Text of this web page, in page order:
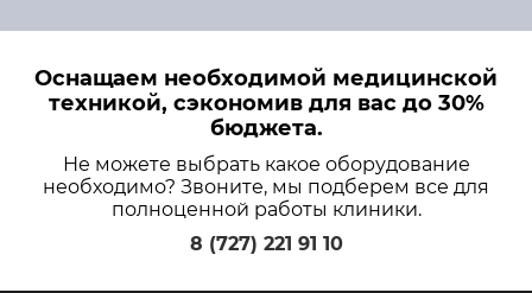
Оснащаем необходимой медицинской
техникой, сэкономив для вас до 30%
бюджета.
Не можете выбрать какое оборудование
необходимо? Звоните, мы подберем все для
полноценной работы клиники.
8 (727) 221 91 10